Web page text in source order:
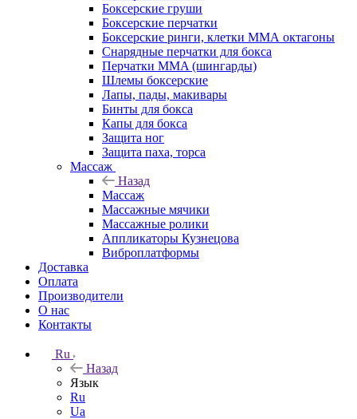
Боксерские груши
Боксерские перчатки
Боксерские ринги, клетки ММА октагоны
Снарядные перчатки для бокса
Перчатки MMA (шингарды)
Шлемы боксерские
Лапы, пады, макивары
Бинты для бокса
Капы для бокса
Защита ног
Защита паха, торса
Массаж
Назад
Массаж
Массажные мячики
Массажные ролики
Аппликаторы Кузнецова
Виброплатформы
Доставка
Оплата
Производители
О нас
Контакты
Ru
Назад
Язык
Ru
Ua